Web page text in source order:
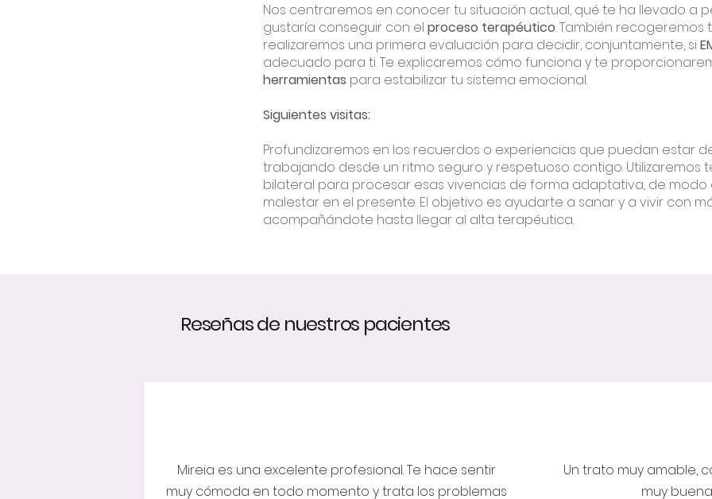
Nos centraremos en conocer tu situación actual, qué te ha llevado a
gustaría conseguir con el proceso terapéutico. También recogeremos
realizaremos una primera evaluación para decidir, conjuntamente, si
adecuado para ti. Te explicaremos cómo funciona y te
herramientas para estabilizar tu sistema emocional.
Siguientes visitas:
Profundizaremos en los recuerdos o experiencias que puedan estar
trabajando desde un ritmo seguro y respetuoso contigo. Utilizaremos
bilateral para procesar esas vivencias de forma adaptativa, de
malestar en el presente. El objetivo es ayudarte a sanar y a vivir con
acompañándote hasta llegar al alta terapéutica.
Reseñas de nuestros pacientes
Mireia es una excelente profesional. Te hace sentir
muy cómoda en todo momento y trata los problemas
Un trato muy amable,
muy